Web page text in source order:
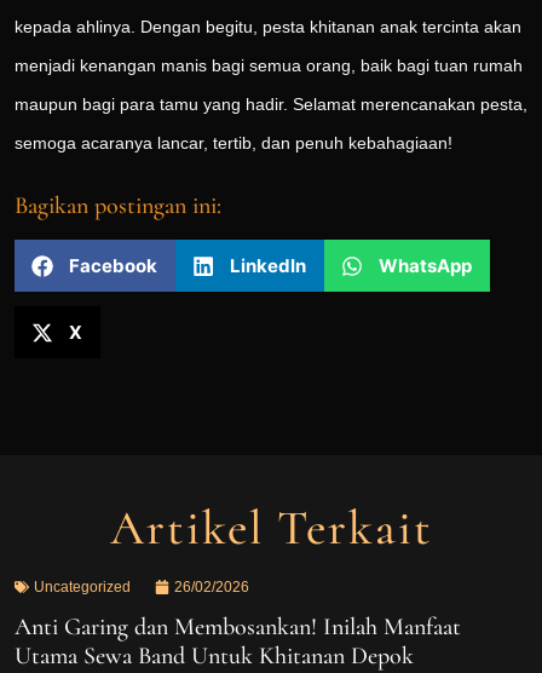
kepada ahlinya. Dengan begitu, pesta khitanan anak tercinta akan
menjadi kenangan manis bagi semua orang, baik bagi tuan rumah
maupun bagi para tamu yang hadir. Selamat merencanakan pesta,
semoga acaranya lancar, tertib, dan penuh kebahagiaan!
Bagikan postingan ini:
Facebook LinkedIn WhatsApp
X
Artikel Terkait
Uncategorized 26/02/2026
Anti Garing dan Membosankan! Inilah Manfaat
Utama Sewa Band Untuk Khitanan Depok